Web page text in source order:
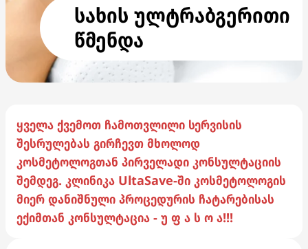
სახის ულტრაბგერითი
წმენდა
ყველა ქვემოთ ჩამოთვლილი სერვისის
შესრულებას გირჩევთ მხოლოდ
კოსმეტოლოგთან პირველადი კონსულტაციის
შემდეგ. კლინიკა UltaSave-ში კოსმეტოლოგის
მიერ დანიშნული პროცედურის ჩატარებისას
ექიმთან კონსულტაცია - უ ფ ა ს ო ა!!!